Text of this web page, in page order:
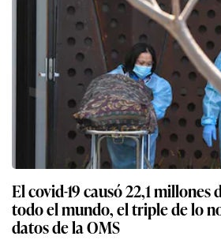
El covid-19 causó 22,1 millones
todo el mundo, el triple de lo
datos de la OMS